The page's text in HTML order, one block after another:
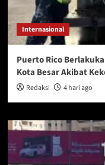
Internasional
Puerto Rico
Kota Besar Akibat
Redaksi 4 hari ago